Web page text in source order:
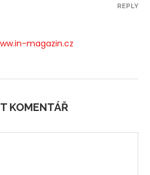
magazin.cz
REPLY
KOMENTÁŘ